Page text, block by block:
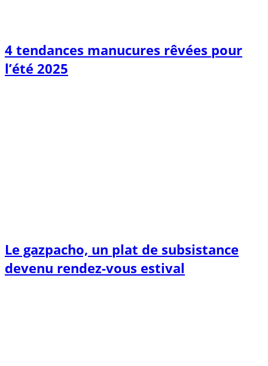
4 tendances manucures rêvées pour
l’été 2025
Le gazpacho, un plat de subsistance
devenu rendez-vous estival